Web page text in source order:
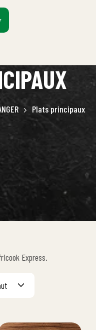
Plats principaux
Express.